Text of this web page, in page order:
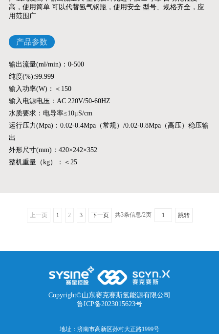
高，使用简单 可以代替氢气钢瓶，使用安全 型号、规格齐全，应
用范围广
产品参数
输出流量(ml/min)：0-500
纯度(%):99.999
输入功率(W)：＜150
输入电源电压：AC 220V/50-60HZ
水质要求：电导率≤10μS/cm
运行压力(Mpa)：0.02-0.4Mpa（常规）/0.02-0.8Mpa（高压）稳压输
出
外形尺寸(mm)：420×242×352
整机重量（kg）：＜25
上一页 1 2 3 下一页 共3条信息/2页 跳转
Copyright©山东赛克赛斯氢能源有限公司
鲁ICP备2023015623号
地址：济南市高新区孙村大正路1999号